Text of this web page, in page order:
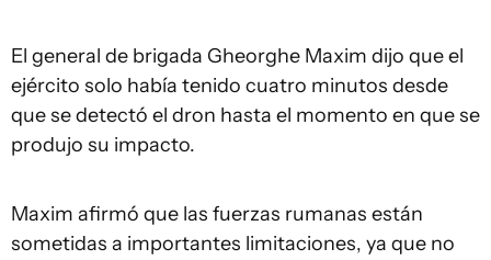
El general de brigada Gheorghe Maxim dijo que el
ejército solo había tenido cuatro minutos desde
que se detectó el dron hasta el momento en que se
produjo su impacto.
Maxim afirmó que las fuerzas rumanas están
sometidas a importantes limitaciones, ya que no